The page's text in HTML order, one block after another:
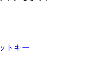
トキー